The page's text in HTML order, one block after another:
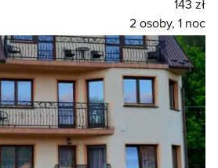
143 zł
2 osoby, 1 noc